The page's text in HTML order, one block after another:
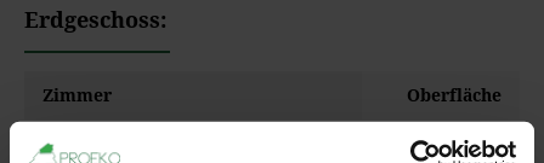
Erdgeschoss:
Zimmer Oberfläche
Zimmer 20 m2